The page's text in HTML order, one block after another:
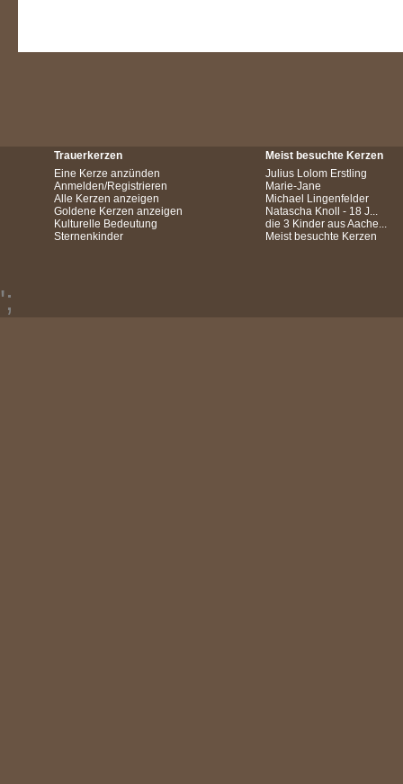
Trauerkerzen
Eine Kerze anzünden
Anmelden/Registrieren
Alle Kerzen anzeigen
Goldene Kerzen anzeigen
Kulturelle Bedeutung
Sternenkinder
Meist besuchte Kerzen
Julius Lolom Erstling
Marie-Jane
Michael Lingenfelder
Natascha Knoll - 18 J...
die 3 Kinder aus Aache...
Meist besuchte Kerzen
';